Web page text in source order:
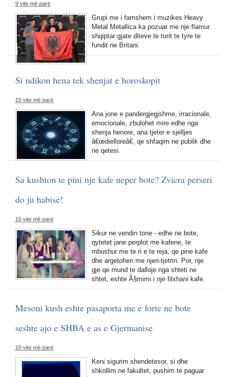
9 vite më parë
Grupi me i famshem i muzikes Heavy
Metal Metallica ka pozuar me nje flamur
shqiptar gjate diteve te turit te tyre te
fundit ne Britani.
Si ndikon hena tek shenjat e horoskopit
10 vite më parë
Ana jone e pandergjegjshme, irracionale,
emocionale, zbulohet mire edhe nga
shenja henore, ana tjeter e sjelljes
â€œdielloreâ€, qe shfaqim ne publik dhe
ne qetesi.
Sa kushton te pini nje kafe neper bote? Zvicra perseri
do ju habise!
10 vite më parë
Sikur ne vendin tone - edhe ne bote,
qytetet jane perplot me kafene, te
mbushur me te ri e te reja, qe pine kafe
dhe argetohen me njeri-tjetrin. Por, nje
gje qe mund te dalloje nga shteti ne
shtet, eshte Ã§mimi i nje filxhani kafe.
Mesoni kush eshte pasaporta me e forte ne bote
seshte ajo e SHBA e as e Gjermanise
10 vite më parë
Keni sigurim shendetesor, si dhe
shkollim ne fakultet, pushim te paguar